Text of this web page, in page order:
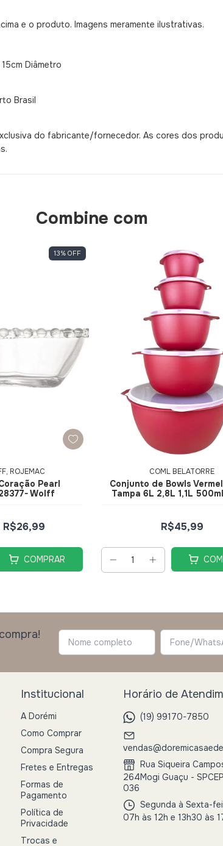
e o produto. Imagens meramente ilustrativas.
Diâmetro
Brasil
do fabricante/fornecedor. As cores dos
Combine com
13% OFF
ROJEMAC
Pearl
Wolff
R$26,99
COMPRAR
COML BELATORRE
Conjunto de Bowls
Tampa 6L 2,8L 1,1L
R$45,99
Institucional
A Dorémi
Como Comprar
Compra Segura
Fretes e Entregas
Formas de
Pagamento
Política de
Privacidade
Trocas e
Horário de
(19) 99170-7850
Rua Siqueira
264Mogi Guaçu -
036
Segunda à Sexta-
07h às 12h e 13h30 às